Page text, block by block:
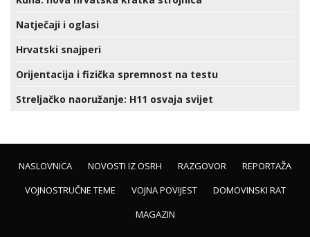
Natječaji i oglasi
Hrvatski snajperi
Orijentacija i fizička spremnost na testu
Streljačko naoružanje: H11 osvaja svijet
NASLOVNICA NOVOSTI IZ OSRH RAZGOVOR
REPORTAŽA
VOJNOSTRUČNE TEME
VOJNA POVIJEST
DOMOVINSKI RAT
MAGAZIN